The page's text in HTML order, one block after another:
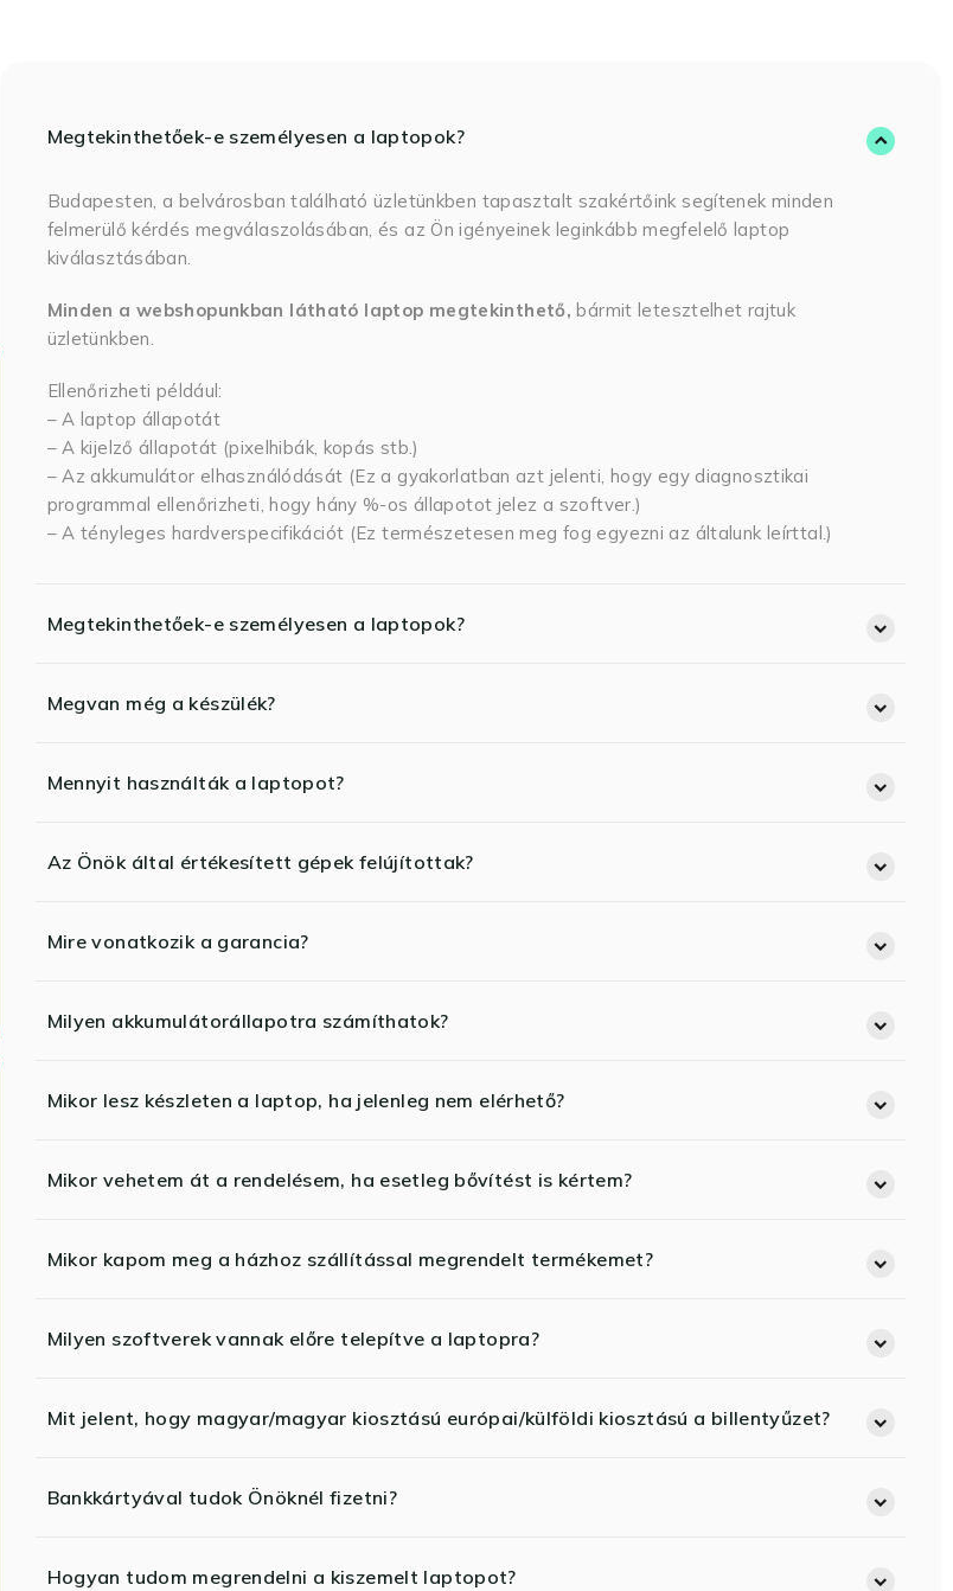
Megtekinthetőek-e személyesen a laptopok?
Budapesten, a belvárosban található üzletünkben tapasztalt szakértőink segítenek minden
felmerülő kérdés megválaszolásában, és az Ön igényeinek leginkább megfelelő laptop
kiválasztásában.
Minden a webshopunkban látható laptop megtekinthető,bármit letesztelhet rajtuk
üzletünkben.
Ellenőrizheti például:
– A laptop állapotát
– A kijelző állapotát (pixelhibák, kopás stb.)
– Az akkumulátor elhasználódását (Ez a gyakorlatban azt jelenti, hogy egy diagnosztikai
programmal ellenőrizheti, hogy hány %-os állapotot jelez a szoftver.)
– A tényleges hardverspecifikációt (Ez természetesen meg fog egyezni az általunk leírttal.)
Megtekinthetőek-e személyesen a laptopok?
Megvan még a készülék?
Mennyit használták a laptopot?
Az Önök által értékesített gépek felújítottak?
Mire vonatkozik a garancia?
Milyen akkumulátorállapotra számíthatok?
Mikor lesz készleten a laptop, ha jelenleg nem elérhető?
Mikor vehetem át a rendelésem, ha esetleg bővítést is kértem?
Mikor kapom meg a házhoz szállítással megrendelt termékemet?
Milyen szoftverek vannak előre telepítve a laptopra?
Mit jelent, hogy magyar/magyar kiosztású európai/külföldi kiosztású a billentyűzet?
Bankkártyával tudok Önöknél fizetni?
Hogyan tudom megrendelni a kiszemelt laptopot?